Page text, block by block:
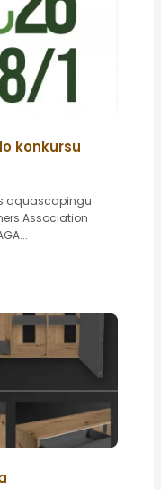
konkursu
aquascapingu
Association